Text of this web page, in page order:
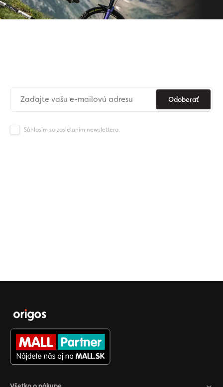
Odoberať
Súhlasím so zasielaním newslettera.